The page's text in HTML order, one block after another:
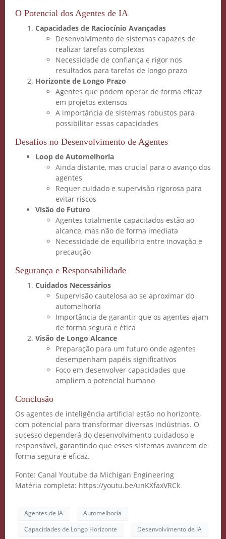
O Potencial dos Agentes de IA
Capacidades de Raciocínio Avançadas
Desenvolvimento de sistemas capazes de
realizar tarefas complexas
Necessidade de confiança e rigor nos
resultados para tarefas de longo prazo
Horizonte de Longo Prazo
Agentes que podem operar de forma eficaz
em projetos extensos
A importância de sistemas robustos para
possibilitar essas capacidades
Desafios no Desenvolvimento de Agentes
Loop de Automelhoria
Ainda distante, mas crucial para o avanço dos
agentes
Requer cuidado e supervisão rigorosa para
evitar riscos
Visão de Futuro
Agentes totalmente capacitados estão ao
alcance, mas não de forma imediata
Necessidade de equilíbrio entre inovação e
precaução
Segurança e Responsabilidade
Cuidados Necessários
Supervisão cautelosa ao se aproximar do
automelhoria
Importância de garantir que os agentes ajam
de forma segura e ética
Visão de Longo Alcance
Preparação para um futuro onde agentes
desempenham papéis significativos
Foco em desenvolver capacidades que
ampliem o potencial humano
Conclusão
Os agentes de inteligência artificial estão no horizonte,
com potencial para transformar diversas indústrias. O
sucesso dependerá do desenvolvimento cuidadoso e
responsável, garantindo que esses sistemas avancem de
forma segura e eficaz.
Fonte: Canal Youtube da Michigan Engineering
Matéria completa: https://youtu.be/unKXfaxVRCk
Agentes de IA
Automelhoria
Capacidades de Longo Horizonte
Desenvolvimento de IA